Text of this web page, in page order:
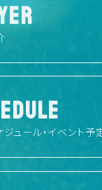
ュール・イベント予